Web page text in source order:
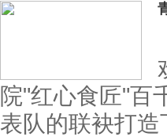
院"红心食匠"百
表队的联袂打